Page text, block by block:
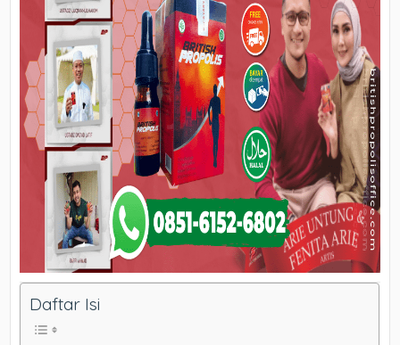
Daftar Isi